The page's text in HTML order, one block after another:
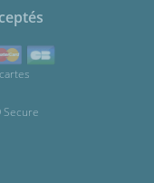
Secure